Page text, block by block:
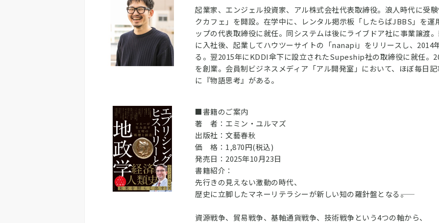
起業家、エンジェル投資家、アル株式会社代表取締役。浪人時代に受
クカフェ」を開設。在学中に、レンタル掲示板「したらばJBBS」を運
ップの代表取締役に就任。同システムは後にライブドア社に事業譲渡
に入社後、起業してハウツーサイトの「nanapi」をリリースし、2014
る。翌2015年にKDDI傘下に設立されたSupeship社の取締役に就任。
を創業。会員制ビジネスメディア「アル開発室」において、ほぼ毎日
に『物語思考』がある。
■書籍のご案内
著 者：エミン・ユルマズ
出版社：文藝春秋
価 格：1,870円(税込)
発売日：2025年10月23日
書籍紹介：
先行きの見えない激動の時代、
歴史に立脚したマネーリテラシーが新しい知の羅針盤となる――。
資源戦争、貿易戦争、基軸通貨戦争、技術戦争という4つの軸から、